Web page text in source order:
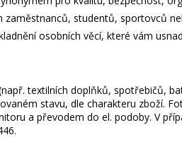
studentů, sportovců
osobních věcí, které vám
textilních doplňků, spotřebičů,
stavu, dle charakteru zboží.
a převodem do el. podoby. V